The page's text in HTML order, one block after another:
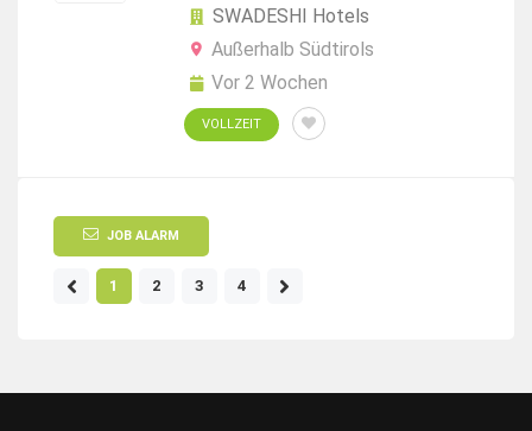
SWADESHI Hotels
Außerhalb Südtirols
Vor 2 Wochen
VOLLZEIT
JOB ALARM
1 2 3 4